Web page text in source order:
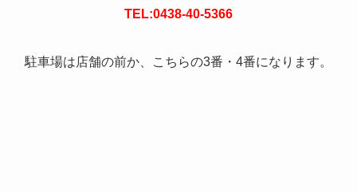
TEL:0438-40-5366
駐車場は店舗の前か、こちらの3番・4番になります。